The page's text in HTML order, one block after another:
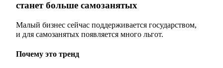
станет больше самозанятых
Малый бизнес сейчас поддерживается государством,
и для самозанятых появляется много льгот. ⠀
Почему это тренд